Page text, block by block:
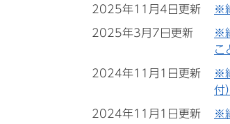
2025年11月4日更新 ※
2025年3月7日更新
※
こ
2024年11月1日更新
※
付
2024年11月1日更新
※